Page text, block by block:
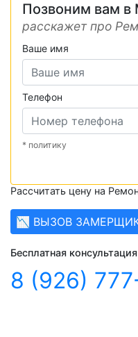
Позвоним вам в
расскажет про
Ваше имя
Телефон
* политику
Рассчитать цену на
📉 ВЫЗОВ
Бесплатная консультация
8 (926)